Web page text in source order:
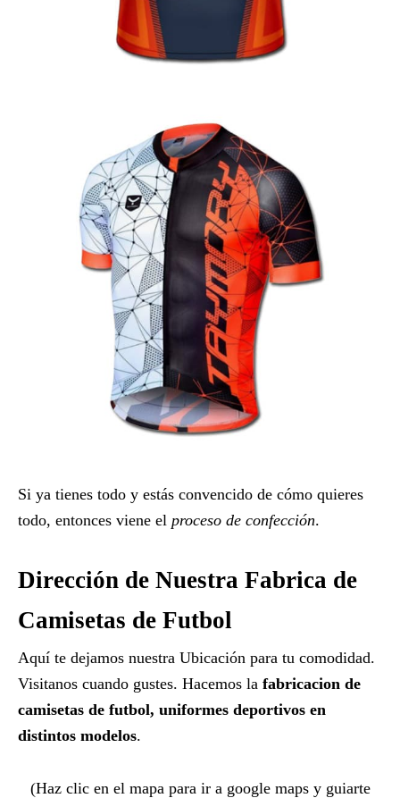
Si ya tienes todo y estás convencido de cómo quieres
todo, entonces viene el proceso de confección.
Dirección de Nuestra Fabrica de
Camisetas de Futbol
Aquí te dejamos nuestra Ubicación para tu comodidad.
Visitanos cuando gustes. Hacemos la fabricacion de
camisetas de futbol, uniformes deportivos en
distintos modelos.
(Haz clic en el mapa para ir a google maps y guiarte